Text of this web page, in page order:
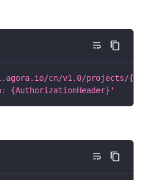
cn/v1.0/projects/{appid}/
{AuthorizationHeader}'